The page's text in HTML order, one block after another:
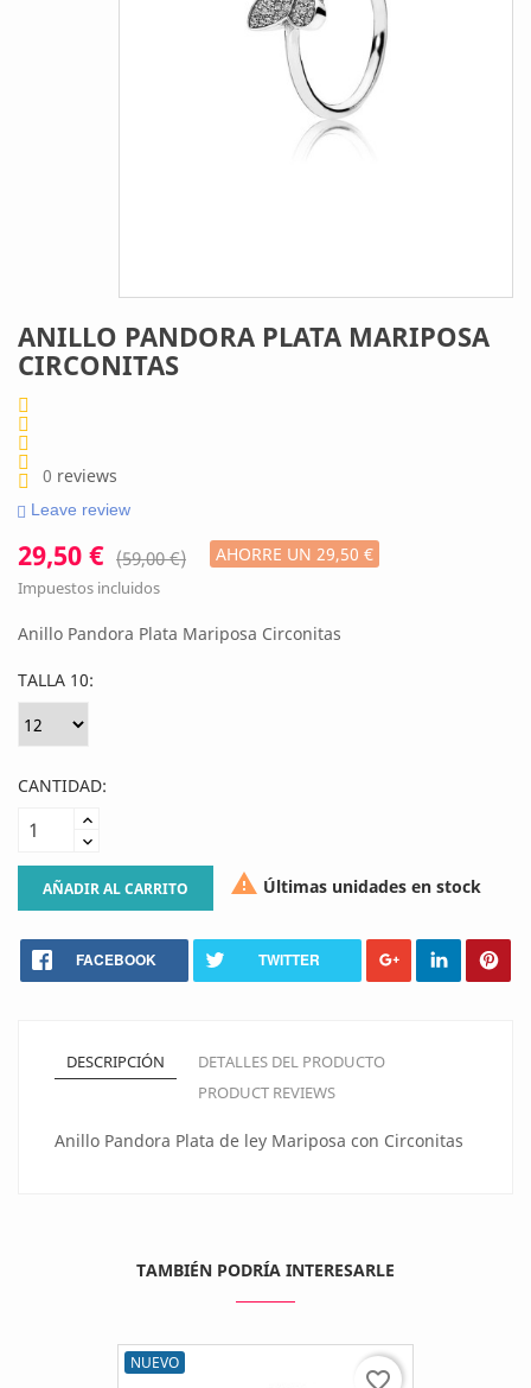
ANILLO PANDORA PLATA MARIPOSA
CIRCONITAS
0 reviews
Leave review
29,50 € (59,00 €) AHORRE UN 29,50 €
Impuestos incluidos
Anillo Pandora Plata Mariposa Circonitas
TALLA 10:
CANTIDAD:
AÑADIR AL CARRITO  Últimas unidades en stock
FACEBOOK TWITTER
DESCRIPCIÓN
DETALLES DEL PRODUCTO
PRODUCT REVIEWS
Anillo Pandora Plata de ley Mariposa con Circonitas
TAMBIÉN PODRÍA INTERESARLE
NUEVO
favorite_border